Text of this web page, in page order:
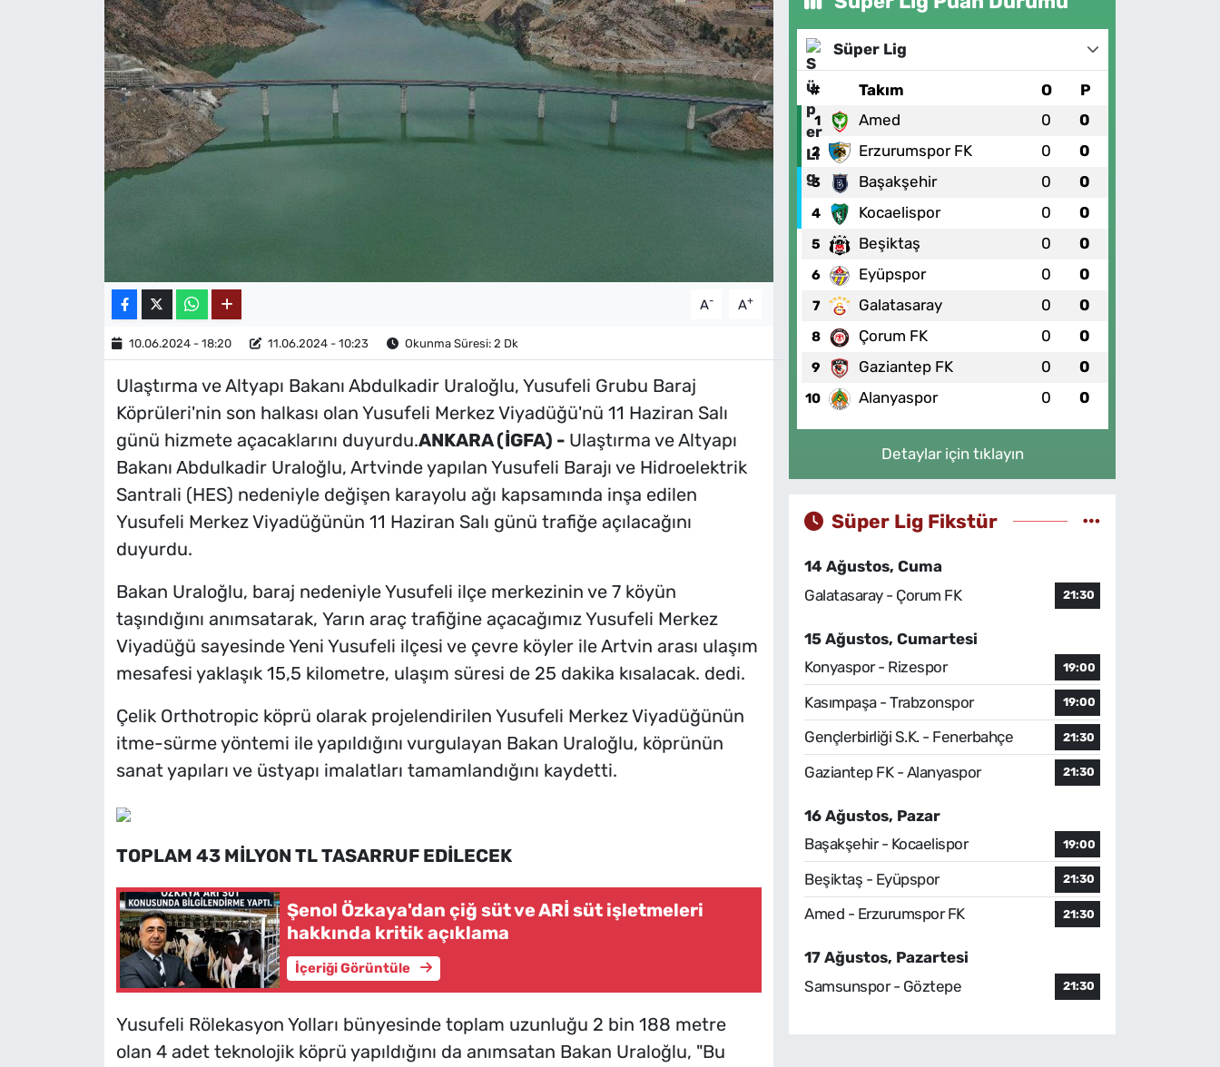
A- A+
10.06.2024 - 18:20 11.06.2024 - 10:23 Okunma Süresi: 2 Dk
Ulaştırma ve Altyapı Bakanı Abdulkadir Uraloğlu, Yusufeli Grubu Baraj
Köprüleri'nin son halkası olan Yusufeli Merkez Viyadüğü'nü 11 Haziran Salı
günü hizmete açacaklarını duyurdu.ANKARA (İGFA) - Ulaştırma ve Altyapı
Bakanı Abdulkadir Uraloğlu, Artvinde yapılan Yusufeli Barajı ve Hidroelektrik
Santrali (HES) nedeniyle değişen karayolu ağı kapsamında inşa edilen
Yusufeli Merkez Viyadüğünün 11 Haziran Salı günü trafiğe açılacağını
duyurdu.
Bakan Uraloğlu, baraj nedeniyle Yusufeli ilçe merkezinin ve 7 köyün
taşındığını anımsatarak, Yarın araç trafiğine açacağımız Yusufeli Merkez
Viyadüğü sayesinde Yeni Yusufeli ilçesi ve çevre köyler ile Artvin arası ulaşım
mesafesi yaklaşık 15,5 kilometre, ulaşım süresi de 25 dakika kısalacak. dedi.
Çelik Orthotropic köprü olarak projelendirilen Yusufeli Merkez Viyadüğünün
itme-sürme yöntemi ile yapıldığını vurgulayan Bakan Uraloğlu, köprünün
sanat yapıları ve üstyapı imalatları tamamlandığını kaydetti.
TOPLAM 43 MİLYON TL TASARRUF EDİLECEK
Şenol Özkaya'dan çiğ süt ve ARİ süt işletmeleri
hakkında kritik açıklama
İçeriği Görüntüle
Yusufeli Rölekasyon Yolları bünyesinde toplam uzunluğu 2 bin 188 metre
olan 4 adet teknolojik köprü yapıldığını da anımsatan Bakan Uraloğlu, "Bu
Süper Lig
# Takım O P
1 Amed 0 0
2 Erzurumspor FK 0 0
3 Başakşehir 0 0
4 Kocaelispor 0 0
5 Beşiktaş 0 0
6 Eyüpspor 0 0
7 Galatasaray 0 0
8 Çorum FK 0 0
9 Gaziantep FK 0 0
10 Alanyaspor 0 0
Detaylar için tıklayın
Süper Lig Fikstür
14 Ağustos, Cuma
Galatasaray - Çorum FK
21:30
15 Ağustos, Cumartesi
Konyaspor - Rizespor
19:00
Kasımpaşa - Trabzonspor 19:00
Gençlerbirliği S.K. - Fenerbahçe 21:30
Gaziantep FK - Alanyaspor 21:30
16 Ağustos, Pazar
Başakşehir - Kocaelispor
19:00
Beşiktaş - Eyüpspor 21:30
Amed - Erzurumspor FK 21:30
17 Ağustos, Pazartesi
Samsunspor - Göztepe
21:30
MAGAZİN